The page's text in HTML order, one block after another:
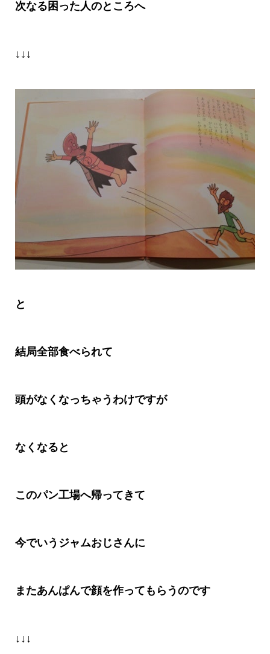
次なる困った人のところへ
↓↓↓
と
結局全部食べられて
頭がなくなっちゃうわけですが
なくなると
このパン工場へ帰ってきて
今でいうジャムおじさんに
またあんぱんで顔を作ってもらうのです
↓↓↓